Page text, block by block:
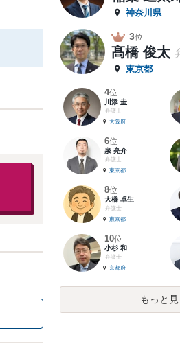
神奈川県
3位
髙橋 俊太
東京都
4位
川添 圭
弁護士
大阪府
6位
泉 亮介
弁護士
東京都
8位
大橋 卓生
弁護士
東京都
10位
小杉 和
弁護士
京都府
もっと見